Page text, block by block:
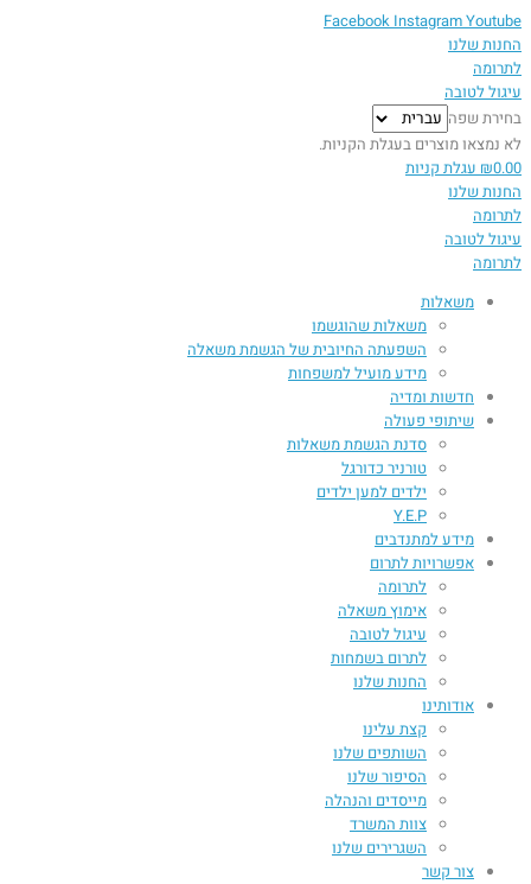
Facebook InstagramYoutube
החנות שלנו
לתרומה
עיגול לטובה
בחירת שפה
לא נמצאו מוצרים בעגלת הקניות.
₪0.00
עגלת קניות
החנות שלנו
לתרומה
עיגול לטובה
לתרומה
משאלות
משאלות שהוגשמו
השפעתה החיובית של הגשמת משאלה​
מידע מועיל למשפחות
חדשות ומדיה
שיתופי פעולה
סדנת הגשמת משאלות
טורניר כדורגל
ילדים למען ילדים
Y.E.P
מידע למתנדבים
אפשרויות לתרום
לתרומה
אימוץ משאלה
עיגול לטובה
לתרום בשמחות
החנות שלנו
אודותינו
קצת עלינו
השותפים שלנו
הסיפור שלנו
מייסדים והנהלה
צוות המשרד
השגרירים שלנו
צור קשר